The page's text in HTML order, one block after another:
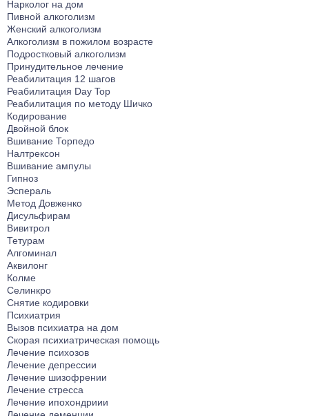
Нарколог на дом
Пивной алкоголизм
Женский алкоголизм
Алкоголизм в пожилом возрасте
Подростковый алкоголизм
Принудительное лечение
Реабилитация 12 шагов
Реабилитация Day Top
Реабилитация по методу Шичко
Кодирование
Двойной блок
Вшивание Торпедо
Налтрексон
Вшивание ампулы
Гипноз
Эспераль
Метод Довженко
Дисульфирам
Вивитрол
Тетурам
Алгоминал
Аквилонг
Колме
Селинкро
Снятие кодировки
Психиатрия
Вызов психиатра на дом
Скорая психиатрическая помощь
Лечение психозов
Лечение депрессии
Лечение шизофрении
Лечение стресса
Лечение ипохондриии